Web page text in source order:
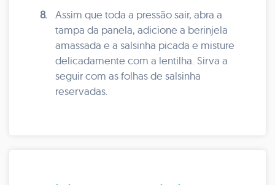
8.
Assim que toda a pressão sair, abra a
tampa da panela, adicione a berinjela
amassada e a salsinha picada e misture
delicadamente com a lentilha. Sirva a
seguir com as folhas de salsinha
reservadas.